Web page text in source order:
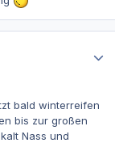
bald winterreifen
bis zur großen
Nass und